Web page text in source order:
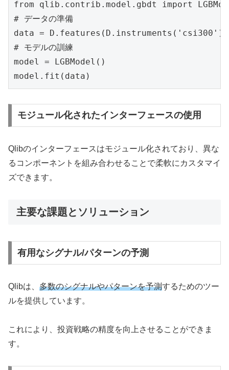
from qlib.contrib.model.gbdt import
# データの準備
data =
# モデルの訓練
model = LGBModel()
model.fit(data)
モジュール化されたインターフェースの使用
Qlibのインターフェースはモジュール化されており、異な
るコンポーネントを組み合わせることで柔軟にカスタマイ
ズできます。
主要な課題とソリューション
有用なシグナル/パターンの予測
Qlibは、 多数のシグナルやパターンを予測するためのツー
ルを提供しています。
これにより、投資戦略の精度を向上させることができま
す。